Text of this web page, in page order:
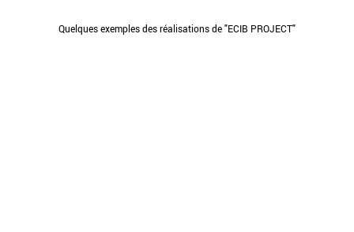
Quelques exemples des réalisations de "ECIB PROJECT"